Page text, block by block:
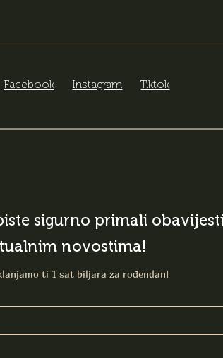
Facebook Instagram Tiktok
sigurno primali
novostima!
ti 1 sat biljara za rođendan!